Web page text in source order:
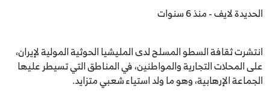
الحديدة لايف - منذ 6 سنوات
انتشرت ثقافة السطو المسلح لدى المليشيا الحوثية المولية لإيران،
على المحلات التجارية والمواطنين، في المناطق التي تسيطر عليها
الجماعة الإرهابية، وهو ما ولد استياء شعبي متزايد.